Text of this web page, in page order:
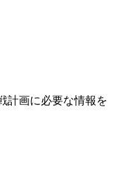
計画に必要な情報を